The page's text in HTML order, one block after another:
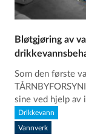
Bløtgjøring av
Som den første
sine ved hjelp av
Drikkevann
Vannverk